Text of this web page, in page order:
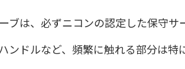
は、必ずニコンの認定した保守サ
ドルなど、頻繁に触れる部分は特